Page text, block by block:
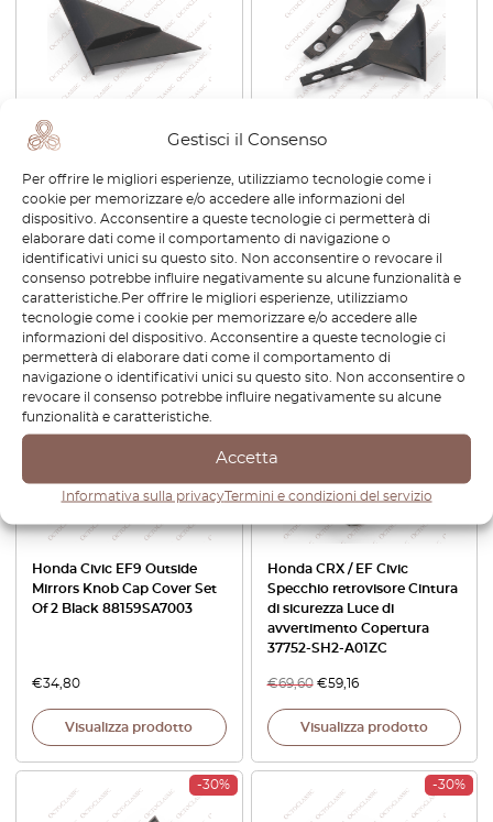
Gestisci il Consenso
Per offrire le migliori esperienze, utilizziamo tecnologie come i
cookie per memorizzare e/o accedere alle informazioni del
dispositivo. Acconsentire a queste tecnologie ci permetterà di
elaborare dati come il comportamento di navigazione o
identificativi unici su questo sito. Non acconsentire o revocare il
consenso potrebbe influire negativamente su alcune funzionalità e
caratteristiche.Per offrire le migliori esperienze, utilizziamo
tecnologie come i cookie per memorizzare e/o accedere alle
informazioni del dispositivo. Acconsentire a queste tecnologie ci
permetterà di elaborare dati come il comportamento di
navigazione o identificativi unici su questo sito. Non acconsentire o
revocare il consenso potrebbe influire negativamente su alcune
funzionalità e caratteristiche.
Accetta
Informativa sulla privacyTermini e condizioni del servizio
Honda Civic EG6 Hatch
Specchietto Interno Elettrico
Sinistra o Destra Nero
76270-SR3-000 / 76220-SR3-
000
€63,60 €44,52
Visualizza prodotto
Honda Civic Hatchback EF
Posteriore Set di 2 Nero
€75,60 €52,92
Visualizza prodotto
Honda Civic EF9 Outside
Mirrors Knob Cap Cover Set
Of 2 Black 88159SA7003
€34,80
Visualizza prodotto
-15%
Honda CRX / EF Civic
Specchio retrovisore Cintura
di sicurezza Luce di
avvertimento Copertura
37752-SH2-A01ZC
€69,60 €59,16
Visualizza prodotto
-30% -30%